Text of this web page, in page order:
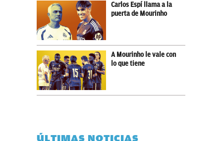
Carlos Espí llama a la
puerta de Mourinho
A Mourinho le vale con
lo que tiene
ÚLTIMAS NOTICIAS